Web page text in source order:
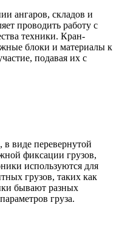
ангаров, складов и
проводить работу с
техники. Кран-
блоки и материалы к
подавая их с
виде перевернутой
фиксации грузов,
используются для
грузов, таких как
бывают разных
груза.